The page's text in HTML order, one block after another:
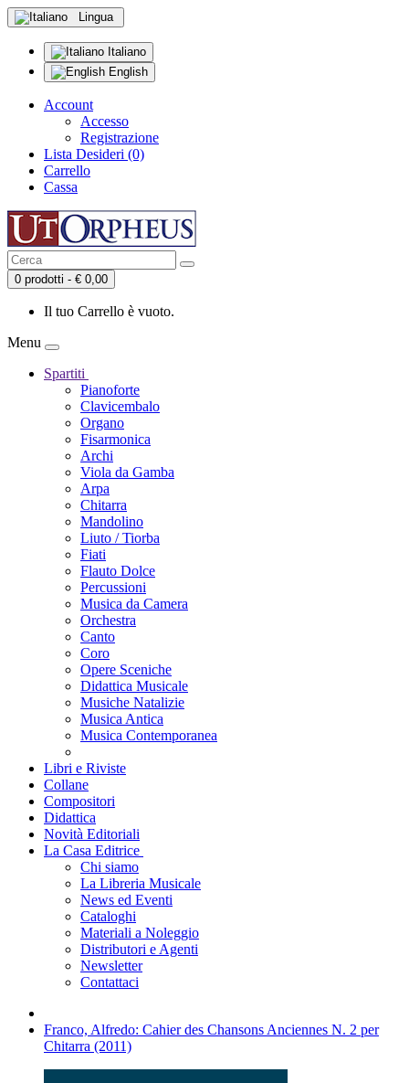
Lingua
Italiano
English
Account
Accesso
Registrazione
Lista Desideri (0)
Carrello
Cassa
0 prodotti - € 0,00
Il tuo Carrello è vuoto.
Menu
Spartiti
Pianoforte
Clavicembalo
Organo
Fisarmonica
Archi
Viola da Gamba
Arpa
Chitarra
Mandolino
Liuto / Tiorba
Fiati
Flauto Dolce
Percussioni
Musica da Camera
Orchestra
Canto
Coro
Opere Sceniche
Didattica Musicale
Musiche Natalizie
Musica Antica
Musica Contemporanea
Libri e Riviste
Collane
Compositori
Didattica
Novità Editoriali
La Casa Editrice
Chi siamo
La Libreria Musicale
News ed Eventi
Cataloghi
Materiali a Noleggio
Distributori e Agenti
Newsletter
Contattaci
Franco, Alfredo: Cahier des Chansons Anciennes N. 2 per
Chitarra (2011)